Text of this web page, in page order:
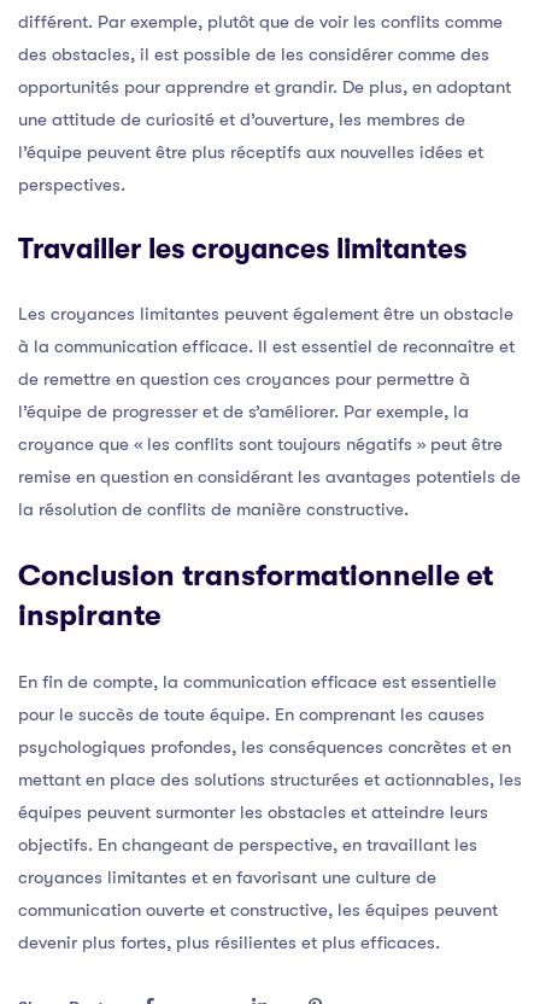
différent. Par exemple, plutôt que de voir les conflits comme
des obstacles, il est possible de les considérer comme des
opportunités pour apprendre et grandir. De plus, en adoptant
une attitude de curiosité et d’ouverture, les membres de
l’équipe peuvent être plus réceptifs aux nouvelles idées et
perspectives.
Travailler les croyances limitantes
Les croyances limitantes peuvent également être un obstacle
à la communication efficace. Il est essentiel de reconnaître et
de remettre en question ces croyances pour permettre à
l’équipe de progresser et de s’améliorer. Par exemple, la
croyance que « les conflits sont toujours négatifs » peut être
remise en question en considérant les avantages potentiels de
la résolution de conflits de manière constructive.
Conclusion transformationnelle et
inspirante
En fin de compte, la communication efficace est essentielle
pour le succès de toute équipe. En comprenant les causes
psychologiques profondes, les conséquences concrètes et en
mettant en place des solutions structurées et actionnables, les
équipes peuvent surmonter les obstacles et atteindre leurs
objectifs. En changeant de perspective, en travaillant les
croyances limitantes et en favorisant une culture de
communication ouverte et constructive, les équipes peuvent
devenir plus fortes, plus résilientes et plus efficaces.